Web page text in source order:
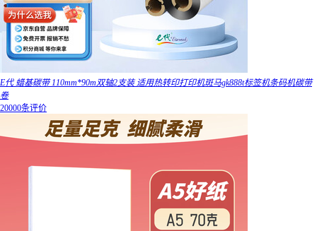
E代 蜡基碳带 110mm*90m双轴2支装 适用热转印打印机斑马gk888t标签机条码机碳带
卷
20000条评价